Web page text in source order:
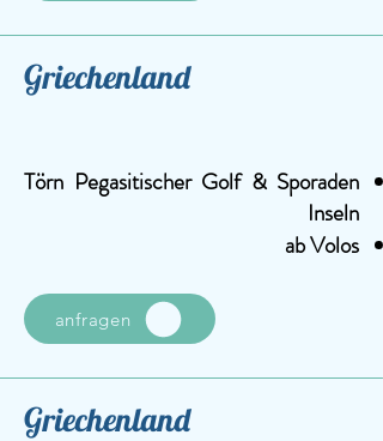
Griechenland
Törn Pegasitischer Golf & Sporaden
Inseln
ab Volos
anfragen
Griechenland